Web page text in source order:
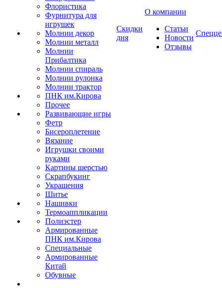
Флористика
Фурнитура для
игрушек
Молнии декор
Молнии металл
Молнии
Прибалтика
Молнии спираль
Молнии рулонка
Молнии трактор
ПНК им.Кирова
Прочее
Развивающие игры
Фетр
Бисероплетение
Вязание
Игрушки своими
руками
Картины шерстью
Скрапбукинг
Украшения
Шитье
Нашивки
Термоаппликации
Полиэстер
Армированные
ПНК им.Кирова
Специальные
Армированные
Китай
Обувные
Скидки
дня
О компании
Статьи
Новости
Отзывы